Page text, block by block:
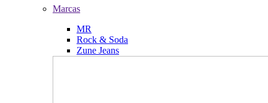
Marcas
MR
Rock & Soda
Zune Jeans